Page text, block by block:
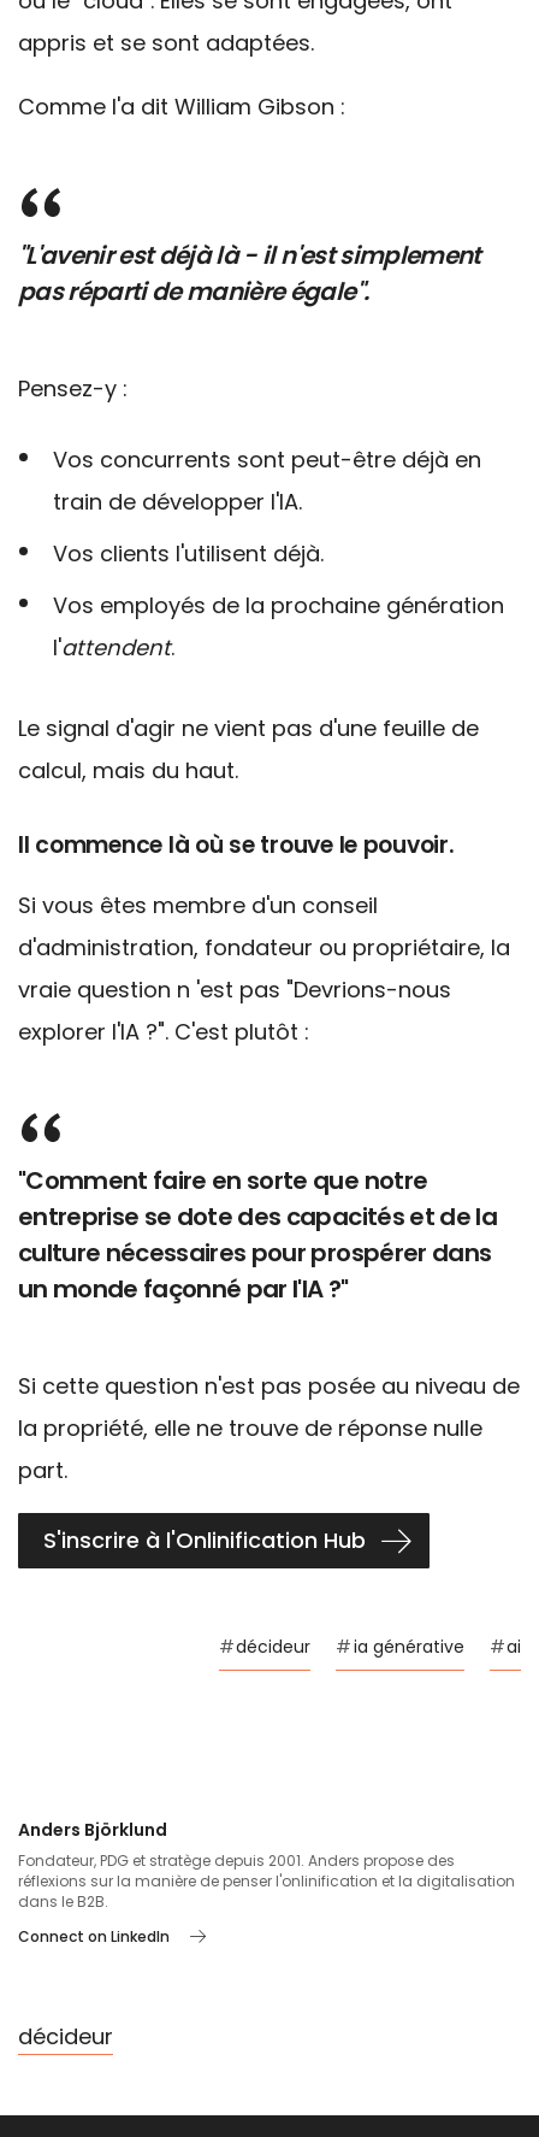
appris et se sont adaptées.
Comme l'a dit William Gibson :
"L'avenir est déjà là - il n'est simplement
pas réparti de manière égale".
Pensez-y :
Vos concurrents sont peut-être déjà en
train de développer l'IA.
Vos clients l'utilisent déjà.
Vos employés de la prochaine génération
l'attendent.
Le signal d'agir ne vient pas d'une feuille de
calcul, mais du haut.
Il commence là où se trouve le pouvoir.
Si vous êtes membre d'un conseil
d'administration, fondateur ou propriétaire, la
vraie question n 'est pas "Devrions-nous
explorer l'IA ?". C'est plutôt :
"Comment faire en sorte que notre
entreprise se dote des capacités et de la
culture nécessaires pour prospérer dans
un monde façonné par l'IA ?"
Si cette question n'est pas posée au niveau de
la propriété, elle ne trouve de réponse nulle
part.
S'inscrire à l'Onlinification Hub
#décideur #ia générative #ai
Anders Björklund
Fondateur, PDG et stratège depuis 2001. Anders propose des
réflexions sur la manière de penser l'onlinification et la digitalisation
dans le B2B.
Connect on LinkedIn
décideur